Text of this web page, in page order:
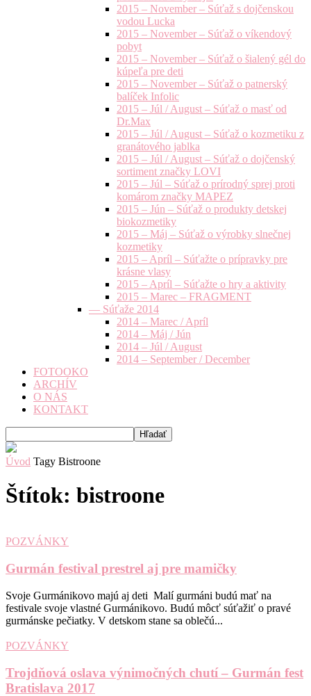
2015 – November – Súťaž s dojčenskou
vodou Lucka
2015 – November – Súťaž o víkendový
pobyt
2015 – November – Súťaž o šialený gél do
kúpeľa pre deti
2015 – November – Súťaž o patnerský
balíček Infolic
2015 – Júl / August – Súťaž o masť od
Dr.Max
2015 – Júl / August – Súťaž o kozmetiku z
granátového jablka
2015 – Júl / August – Súťaž o dojčenský
sortiment značky LOVI
2015 – Júl – Súťaž o prírodný sprej proti
komárom značky MAPEZ
2015 – Jún – Súťaž o produkty detskej
biokozmetiky
2015 – Máj – Súťaž o výrobky slnečnej
kozmetiky
2015 – Apríl – Súťažte o prípravky pre
krásne vlasy
2015 – Apríl – Súťažte o hry a aktivity
2015 – Marec – FRAGMENT
— Súťaže 2014
2014 – Marec / Apríl
2014 – Máj / Jún
2014 – Júl / August
2014 – September / December
FOTOOKO
ARCHÍV
O NÁS
KONTAKT
Úvod Tagy Bistroone
Štítok: bistroone
POZVÁNKY
Gurmán festival prestrel aj pre mamičky
Svoje Gurmánikovo majú aj deti Malí gurmáni budú mať na
festivale svoje vlastné Gurmánikovo. Budú môcť súťažiť o pravé
gurmánske pečiatky. V detskom stane sa oblečú...
POZVÁNKY
Trojdňová oslava výnimočných chutí – Gurmán fest
Bratislava 2017